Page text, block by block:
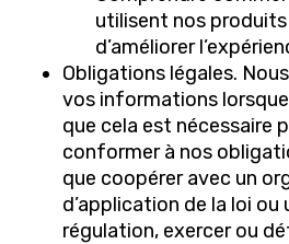
utilisent nos
d’améliorer
Obligations légales.
vos informations
que cela est nécessaire
conformer à nos
que coopérer avec un
d’application de la loi ou
régulation, exercer ou